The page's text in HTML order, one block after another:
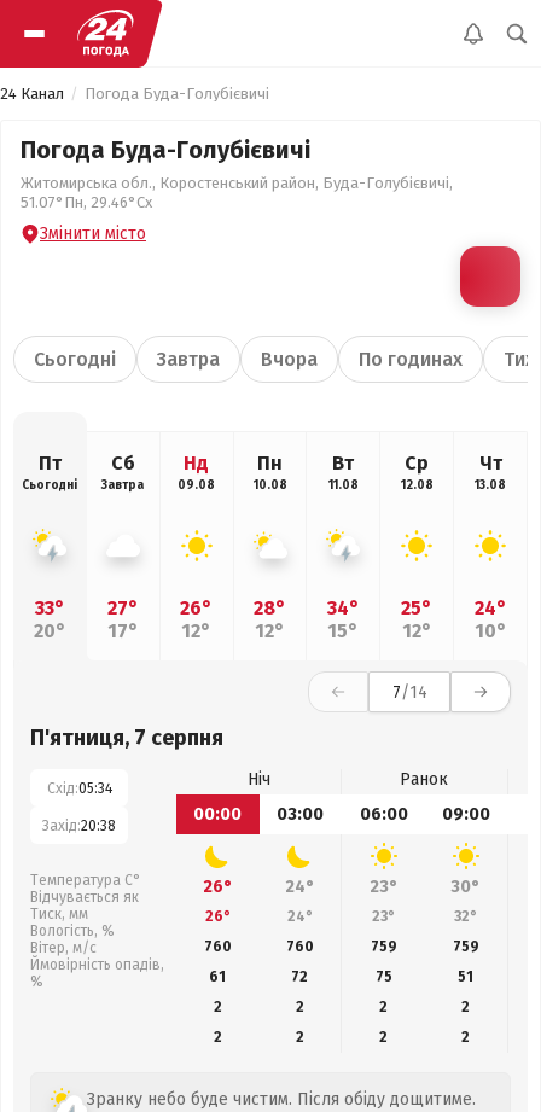
24 Канал Погода Буда-Голубієвичі
Погода Буда-Голубієвичі
Житомирська обл., Коростенський район, Буда-Голубієвичі,
51.07°Пн, 29.46°Сх
Змінити місто
Сьогодні Завтра Вчора По годинах
Пт
Сьогодні
33°
20°
Сб
Завтра
27°
17°
Нд
09.08
26°
12°
Пн
10.08
28°
12°
Вт
11.08
34°
15°
Ср
12.08
25°
12°
Чт
13.08
24°
10°
7/14
П'ятниця, 7 серпня
Схід:05:34
Захід:20:38
Температура С°
Відчувається як
Тиск, мм
Вологість, %
Вітер, м/с
Ймовірність опадів,
%
Ніч
Ранок
00:00
03:00 06:00 09:00
26° 24° 23° 30°
26° 24° 23° 32°
760
760 759 759
61
72 75 51
2
2 2
2
2
2 2 2
Зранку небо буде чистим. Після обіду дощитиме.